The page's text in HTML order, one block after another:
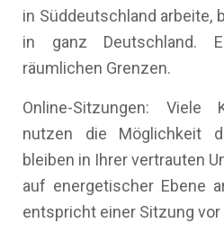
in Süddeutschland arbeite,
in ganz Deutschland.
räumlichen Grenzen.
Online-Sitzungen: Viele
nutzen die Möglichkeit
bleiben in Ihrer vertrauten
auf energetischer Ebene
entspricht einer Sitzung vor